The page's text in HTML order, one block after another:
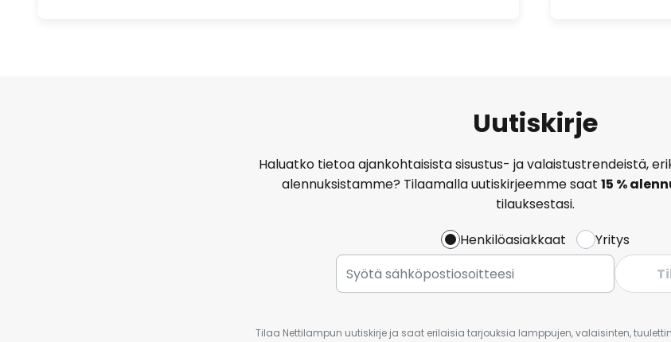
Uutiskirje
Haluatko tietoa ajankohtaisista sisustus- ja valaistustrendeistä,
alennuksistamme? Tilaamalla uutiskirjeemme saat 15 %
tilauksestasi.
Henkilöasiakkaat
Yritys
Tilaa Nettilampun uutiskirje ja saat erilaisia tarjouksia lamppujen, valaisinten,